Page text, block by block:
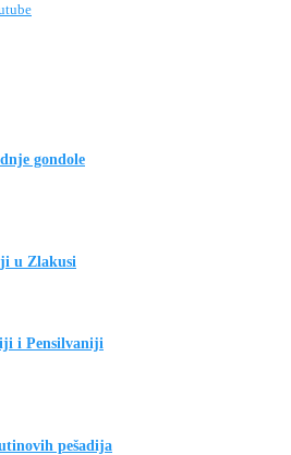
gondole
u Zlakusi
i Pensilvaniji
pešadija